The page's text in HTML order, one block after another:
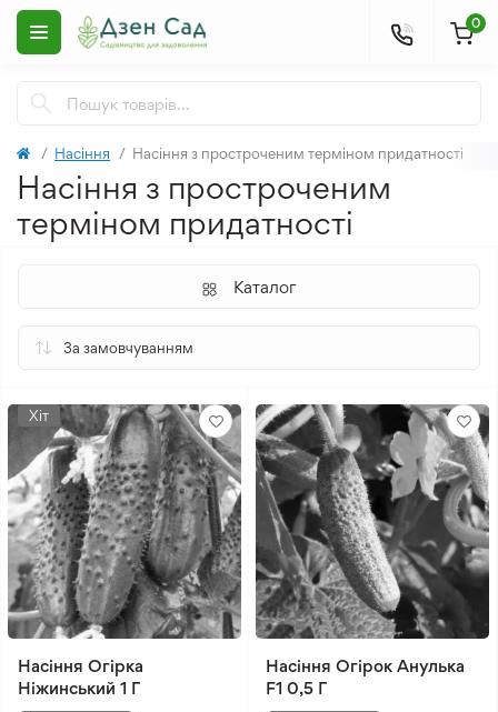
0
Насіння Насіння з простроченим терміном придатності
Насіння з простроченим
терміном придатності
Каталог
Хіт
Насіння Огірка
Ніжинський 1 Г
Насіння Огірок Анулька
F1 0,5 Г